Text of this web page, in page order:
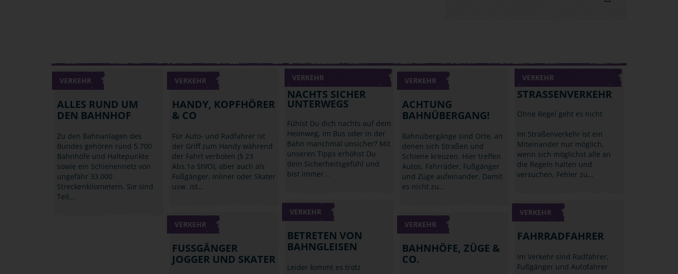
VERKEHR
ALLES RUND UM
DEN BAHNHOF
Zu den Bahnanlagen des
Bundes gehören rund 5.700
Bahnhöfe und Haltepunkte
sowie ein Schienennetz von
ungefähr 33.000
Streckenkilometern. Sie sind
Teil…
VERKEHR
HANDY, KOPFHÖRER
& CO
Für Auto- und Radfahrer ist
der Griff zum Handy während
der Fahrt verboten (§ 23
Abs.1a StVO), aber auch als
Fußgänger, Inliner oder Skater
usw. ist…
VERKEHR
NACHTS SICHER
UNTERWEGS
Fühlst Du dich nachts auf dem
Heimweg, im Bus oder in der
Bahn manchmal unsicher? Mit
unseren Tipps erhöhst Du
dein Sicherheitsgefühl und
bist immer…
VERKEHR
ACHTUNG
BAHNÜBERGANG!
Bahnübergänge sind Orte, an
denen sich Straßen und
Schiene kreuzen. Hier treffen
Autos, Fahrräder, Fußgänger
und Züge aufeinander. Damit
es nicht zu…
VERKEHR
STRASSENVERKEHR
Ohne Regel geht es nicht
Im Straßenverkehr ist ein
Miteinander nur möglich,
wenn sich möglichst alle an
die Regeln halten und
versuchen, Fehler zu…
VERKEHR
BETRETEN VON
BAHNGLEISEN
Leider kommt es trotz
VERKEHR
FAHRRADFAHRER
Im Verkehr sind Radfahrer,
Fußgänger und Autofahrer
VERKEHR
FUSSGÄNGER J
OGGER UND SKATER
VERKEHR
BAHNHÖFE, ZÜGE &
CO.